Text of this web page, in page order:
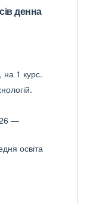
денна
на 1 курс.
—
освіта